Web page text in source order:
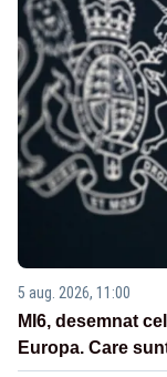
5 aug. 2026, 11:00
MI6, desemnat
Europa. Care